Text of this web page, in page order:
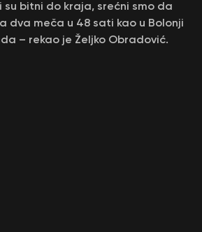
su bitni do kraja, srećni smo da
dva meča u 48 sati kao u Bolonji
– rekao je Željko Obradović.